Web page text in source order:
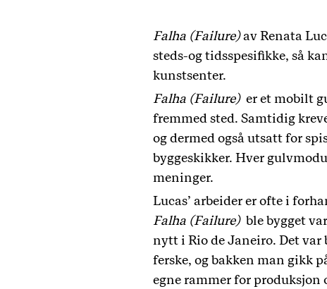
Falha (Failure)av Renata
steds-og tidsspesifikke, så
kunstsenter.
Falha (Failure)er et mobilt
fremmed sted. Samtidig
og dermed også utsatt for
byggeskikker. Hver
meninger.
Lucas’ arbeider er ofte i
Falha (Failure)ble bygget
nytt i Rio de Janeiro. Det
ferske, og bakken man gikk
egne rammer for produksjon